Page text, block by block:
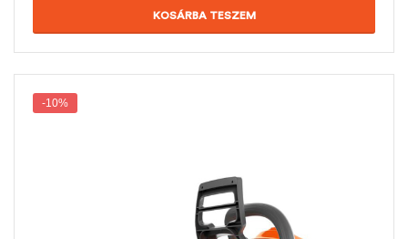
KOSÁRBA TESZEM
-10%